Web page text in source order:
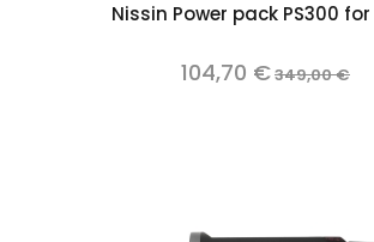
Nissin Power pack PS300
104,70 €349,00 €